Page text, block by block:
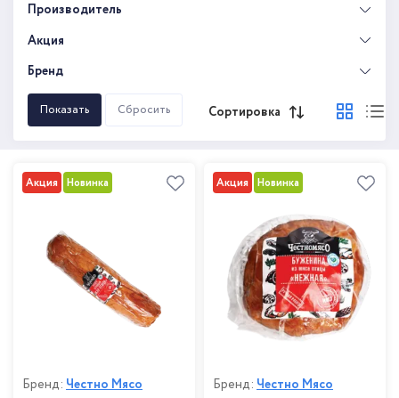
Сортировка
Акция Новинка
Бренд: Честно Мясо
Акция Новинка
Бренд: Честно Мясо
Производитель
Акция
Бренд